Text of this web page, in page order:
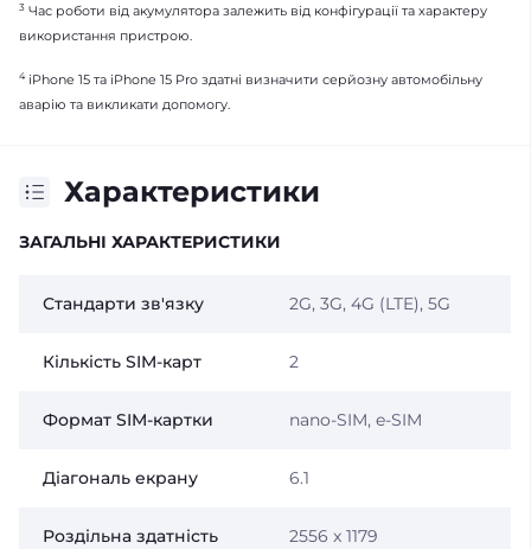
3 Час роботи від акумулятора залежить від конфігурації та характеру
використання пристрою.
4iPhone 15 та iPhone 15 Pro здатні визначити серйозну автомобільну
аварію та викликати допомогу.
Характеристики
ЗАГАЛЬНІ ХАРАКТЕРИСТИКИ
Стандарти зв'язку 2G, 3G, 4G (LTE), 5G
Кількість SIM-карт 2
Формат SIM-картки nano-SIM, e-SIM
Діагональ екрану 6.1
Роздільна здатність
2556 x 1179